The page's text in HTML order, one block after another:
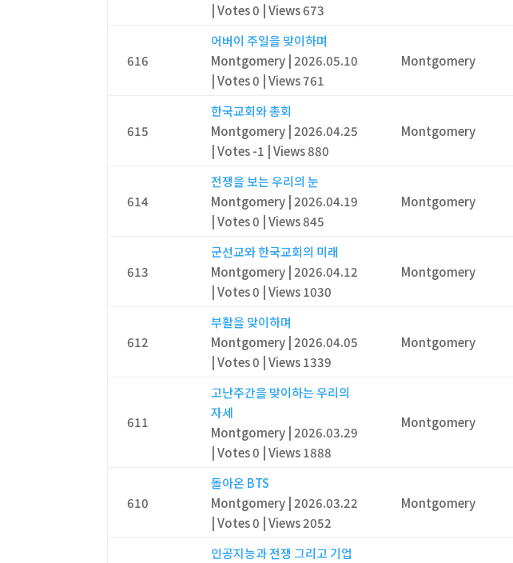
Votes 0 Views 673
616
어버이 주일을 맞이하며
Montgomery 2026.05.10
Votes 0 Views 761
Montgomery
615
한국교회와 총회
Montgomery 2026.04.25
Votes -1 Views 880
Montgomery
614
전쟁을 보는 우리의 눈
Montgomery 2026.04.19
Votes 0 Views 845
Montgomery
613
군선교와 한국교회의 미래
Montgomery 2026.04.12
Votes 0 Views 1030
Montgomery
612
부활을 맞이하며
Montgomery 2026.04.05
Votes 0 Views 1339
Montgomery
611
고난주간을 맞이하는 우리의
자세
Montgomery 2026.03.29
Votes 0 Views 1888
Montgomery
610
돌아온 BTS
Montgomery 2026.03.22
Votes 0 Views 2052
Montgomery
인공지능과 전쟁 그리고 기업